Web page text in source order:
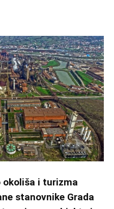
i turizma
stanovnike Grada